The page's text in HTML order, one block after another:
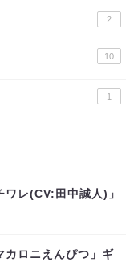
2
10
1
ワレ(CV:田中誠人)」
カロニえんぴつ」ギ